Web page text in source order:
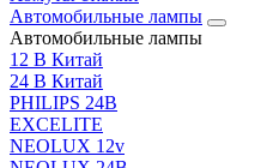
Автомобильные лампы
Автомобильные лампы
12 В Китай
24 В Китай
PHILIPS 24В
EXCELITE
NEOLUX 12v